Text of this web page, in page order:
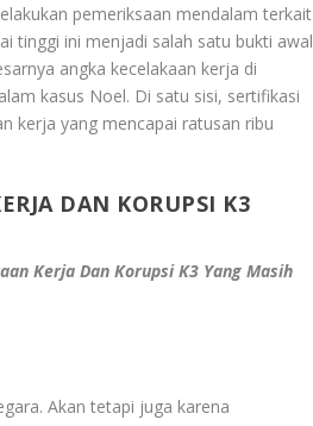
pemeriksaan mendalam terkait
tinggi ini menjadi salah satu bukti awal
angka kecelakaan kerja di
kasus Noel. Di satu sisi, sertifikasi
kerja yang mencapai ratusan ribu
DAN KORUPSI K3
Kerja Dan Korupsi K3 Yang Masih
Akan tetapi juga karena